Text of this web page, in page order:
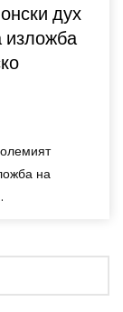
дух
изложба
на